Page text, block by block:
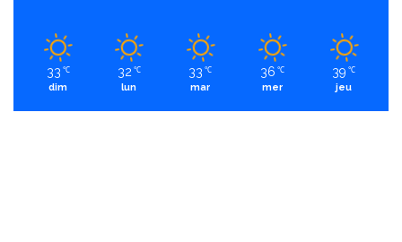
33 ℃
dim
32 ℃
lun
33 ℃
mar
36 ℃
mer
39 ℃
jeu